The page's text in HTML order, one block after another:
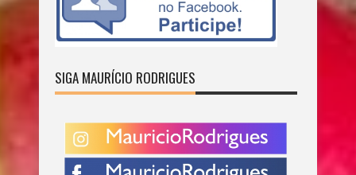
SIGA MAURÍCIO RODRIGUES